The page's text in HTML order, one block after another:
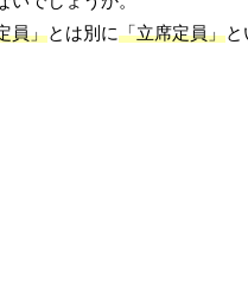
員」とは別に「立席定員」と